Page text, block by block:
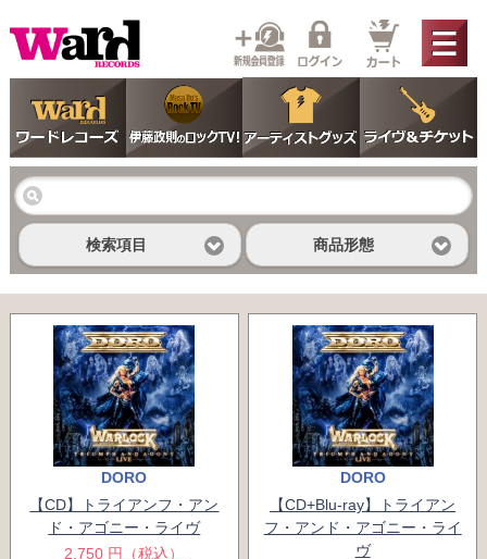
検索項目 商品形態
DORO
【CD】トライアンフ・アン
ド・アゴニー・ライヴ
2,750 円（税込）
DORO
【CD+Blu-ray】トライアン
フ・アンド・アゴニー・ライ
ヴ